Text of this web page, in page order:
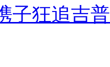
子狂追吉